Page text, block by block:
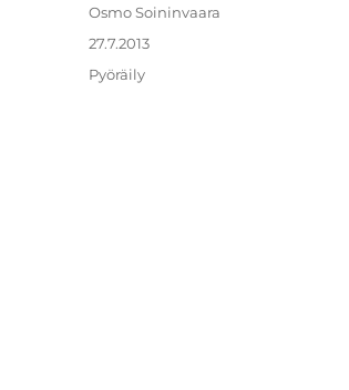
Kirjoittaja
Osmo Soininvaara
Julkaistu
27.7.2013
Kategoriat
Pyöräily